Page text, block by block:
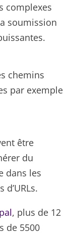
complexes
soumission
chemins
par exemple
être
du
dans les
, plus de 12
de 5500